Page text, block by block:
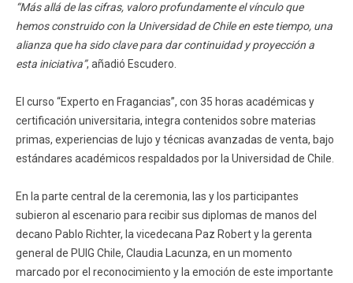
“Más allá de las cifras, valoro profundamente el vínculo que
hemos construido con la Universidad de Chile en este tiempo, una
alianza que ha sido clave para dar continuidad y proyección a
esta iniciativa”, añadió Escudero.
El curso “Experto en Fragancias”, con 35 horas académicas y
certificación universitaria, integra contenidos sobre materias
primas, experiencias de lujo y técnicas avanzadas de venta, bajo
estándares académicos respaldados por la Universidad de Chile.
En la parte central de la ceremonia, las y los participantes
subieron al escenario para recibir sus diplomas de manos del
decano Pablo Richter, la vicedecana Paz Robert y la gerenta
general de PUIG Chile, Claudia Lacunza, en un momento
marcado por el reconocimiento y la emoción de este importante